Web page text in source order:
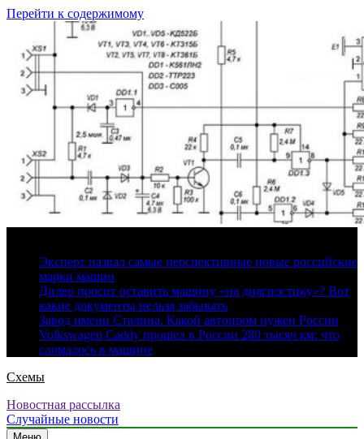
Перейти к содержимому
Эксперт назвал самые перспективные новые российские
марки машин
Дилер просит оставить машину «на диагностику»? Вот
какие документы нельзя забывать
Завод имени Сталина. Какой автопром нужен России
Volkswagen Caddy прошел в России 280 тысяч км: что
сломалось в машине
Схемы
Новостная рассылка
Случайные новости